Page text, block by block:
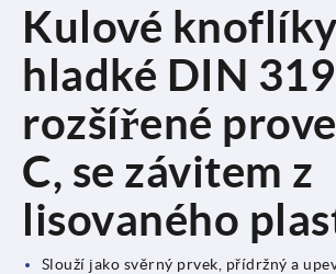
Kulové
hladké DIN 319
rozšířené
C, se závitem z
lisovaného
Slouží jako svěrný prvek, přídržný a